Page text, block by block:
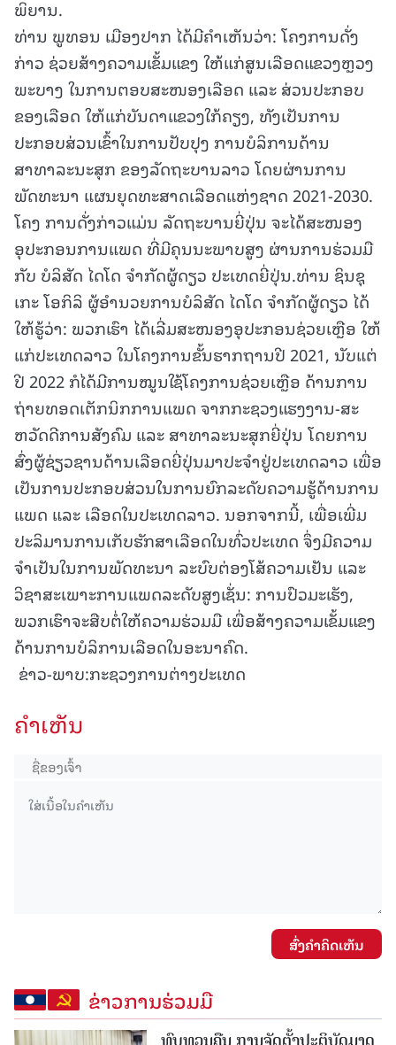
ພິຍານ.
ທ່ານ ພູທອນ ເມືອງປາກ ໄດ້ມີຄຳເຫັນວ່າ: ໂຄງການດັ່ງ
ກ່າວ ຊ່ວຍສ້າງຄວາມເຂັ້ມແຂງ ໃຫ້ແກ່ສູນເລືອດແຂວງຫຼວງ
ພະບາງ ໃນການຕອບສະໜອງເລືອດ ແລະ ສ່ວນປະກອບ
ຂອງເລືອດ ໃຫ້ແກ່ບັນດາແຂວງໃກ້ຄຽງ, ທັງເປັນການ
ປະກອບສ່ວນເຂົ້າໃນການປັບປຸງ ການບໍລິການດ້ານ
ສາທາລະນະສຸກ ຂອງລັດຖະບານລາວ ໂດຍຜ່ານການ
ພັດທະນາ ແຜນຍຸດທະສາດເລືອດແຫ່ງຊາດ 2021-2030.
ໂຄງ ການດັ່ງກ່າວແມ່ນ ລັດຖະບານຍີ່ປຸ່ນ ຈະໄດ້ສະໜອງ
ອຸປະກອນການແພດ ທີ່ມີຄຸນນະພາບສູງ ຜ່ານການຮ່ວມມື
ກັບ ບໍລິສັດ ໄດໂດ ຈຳກັດຜູ້ດຽວ ປະເທດຍີ່ປຸ່ນ.ທ່ານ ຊິນຊຸ
ເກະ ໂອກິລິ ຜູ້ອຳນວຍການບໍລິສັດ ໄດໂດ ຈຳກັດຜູ້ດຽວ ໄດ້
ໃຫ້ຮູ້ວ່າ: ພວກເຮົາ ໄດ້ເລີ່ມສະໜອງອຸປະກອນຊ່ວຍເຫຼືອ ໃຫ້
ແກ່ປະເທດລາວ ໃນໂຄງການຂັ້ນຮາກຖານປີ 2021, ນັບແຕ່
ປີ 2022 ກໍໄດ້ມີການໝູນໃຊ້ໂຄງການຊ່ວຍເຫຼືອ ດ້ານການ
ຖ່າຍທອດເຕັກນິກການແພດ ຈາກກະຊວງແຮງງານ-ສະ
ຫວັດດີການສັງຄົມ ແລະ ສາທາລະນະສຸກຍີ່ປຸ່ນ ໂດຍການ
ສົ່ງຜູ້ຊ່ຽວຊານດ້ານເລືອດຍີ່ປຸ່ນມາປະຈຳຢູ່ປະເທດລາວ ເພື່ອ
ເປັນການປະກອບສ່ວນໃນການຍົກລະດັບຄວາມຮູ້ດ້ານການ
ແພດ ແລະ ເລືອດໃນປະເທດລາວ. ນອກຈາກນີ້, ເພື່ອເພີ່ມ
ປະລິມານການເກັບຮັກສາເລືອດໃນທົ່ວປະເທດ ຈຶ່ງມີຄວາມ
ຈຳເປັນໃນການພັດທະນາ ລະບົບຕ່ອງໂສ້ຄວາມເຢັນ ແລະ
ວິຊາສະເພາະການແພດລະດັບສູງເຊັ່ນ: ການປົວມະເຮັງ,
ພວກເຮົາຈະສືບຕໍ່ໃຫ້ຄວາມຮ່ວມມື ເພື່ອສ້າງຄວາມເຂັ້ມແຂງ
ດ້ານການບໍລິການເລືອດໃນອະນາຄົດ.
ຂ່າວ-ພາບ:ກະຊວງການຕ່າງປະເທດ
ຄໍາເຫັນ
ສົ່ງຄໍາຄິດເຫັນ
ຂ່າວການຮ່ວມມື